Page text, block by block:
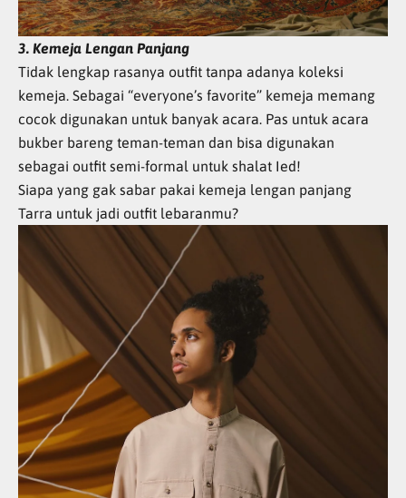
3. Kemeja Lengan Panjang
Tidak lengkap rasanya outfit tanpa adanya koleksi
kemeja. Sebagai “everyone’s favorite” kemeja memang
cocok digunakan untuk banyak acara. Pas untuk acara
bukber bareng teman-teman dan bisa digunakan
sebagai outfit semi-formal untuk shalat Ied!
Siapa yang gak sabar pakai kemeja lengan panjang
Tarra untuk jadi outfit lebaranmu?